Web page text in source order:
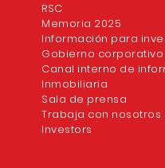
RSC
Memoria 2025
Información para
Gobierno corporativo
Canal interno de
Inmobiliaria
Sala de prensa
Trabaja con nosotros
Investors